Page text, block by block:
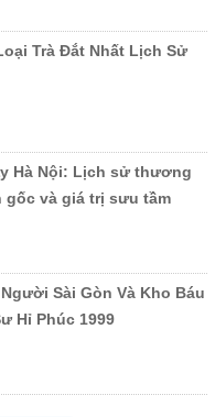
Trà Đắt Nhất Lịch Sử
Hà Nội: Lịch sử thương
gốc và giá trị sưu tầm
Sài Gòn Và Kho Báu
Hỉ Phúc 1999